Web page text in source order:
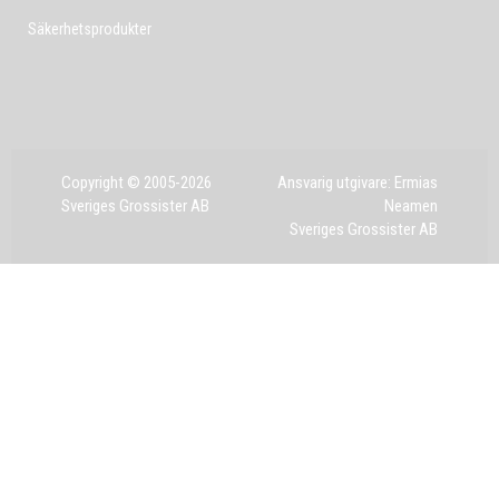
Säkerhetsprodukter
Copyright © 2005-2026
Sveriges Grossister AB
Ansvarig utgivare: Ermias
Neamen
Sveriges Grossister AB